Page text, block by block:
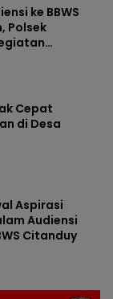
ke BBWS
Polsek
Cepat
di Desa
Aspirasi
Audiensi
Citanduy